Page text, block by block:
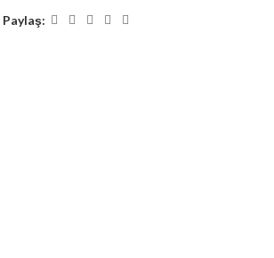
Paylaş: